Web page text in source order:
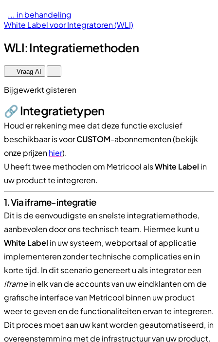
... in behandeling
White Label voor Integratoren (WLI)
WLI: Integratiemethoden
Vraag AI
Bijgewerkt gisteren
🔗 Integratietypen
Houd er rekening mee dat deze functie exclusief
beschikbaar is voorCUSTOM-abonnementen (bekijk
onze prijzenhier).
U heeft twee methoden om Metricool alsWhite Label in
uw product te integreren.
1. Via iframe-integratie
Dit is de eenvoudigste en snelste integratiemethode,
aanbevolen door ons technisch team. Hiermee kunt u
White Label in uw systeem, webportaal of applicatie
implementeren zonder technische complicaties en in
korte tijd. In dit scenario genereert u als integrator een
iframein elk van de accounts van uw eindklanten om de
grafische interface van Metricool binnen uw product
weer te geven en de functionaliteiten ervan te integreren.
Dit proces moet aan uw kant worden geautomatiseerd, in
overeenstemming met de infrastructuur van uw product.